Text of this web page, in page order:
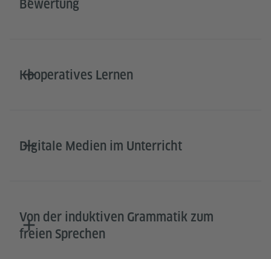
Bewertung
Kooperatives Lernen
Digitale Medien im Unterricht
Von der induktiven Grammatik zum
freien Sprechen